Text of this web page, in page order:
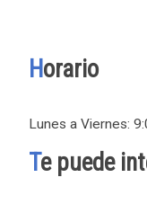
Horario
Lunes a Viernes:
Te puede